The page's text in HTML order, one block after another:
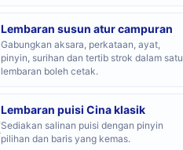
Lembaran susun atur campuran
Gabungkan aksara, perkataan, ayat,
pinyin, surihan dan tertib strok dalam satu
lembaran boleh cetak.
Lembaran puisi Cina klasik
Sediakan salinan puisi dengan pinyin
pilihan dan baris yang kemas.